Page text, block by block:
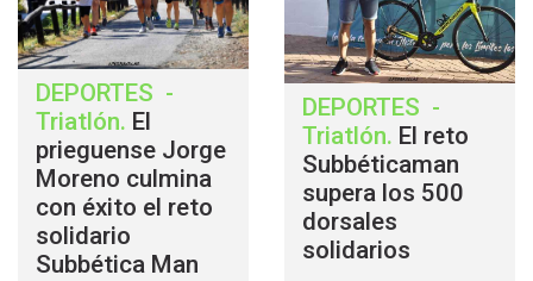
DEPORTES -
Triatlón. El
prieguense Jorge
Moreno culmina
con éxito el reto
solidario
Subbética Man
DEPORTES -
Triatlón. El reto
Subbéticaman
supera los 500
dorsales
solidarios